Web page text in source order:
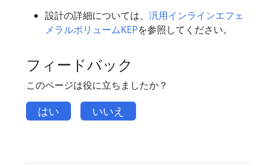
設計の詳細については、 汎用インラインエフェ
メラルボリュームKEPを参照してください。
フィードバック
このページは役に立ちましたか？
はい いいえ